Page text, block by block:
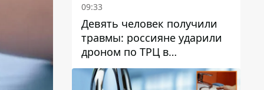
09:33
Девять человек получили
травмы: россияне ударили
дроном по ТРЦ в
Павлограде, будет ли
работать заведение в